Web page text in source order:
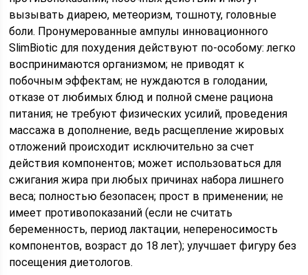
вызывать диарею, метеоризм, тошноту, головные
боли. Пронумерованные ампулы инновационного
SlimBiotic для похудения действуют по-особому: легко
воспринимаются организмом; не приводят к
побочным эффектам; не нуждаются в голодании,
отказе от любимых блюд и полной смене рациона
питания; не требуют физических усилий, проведения
массажа в дополнение, ведь расщепление жировых
отложений происходит исключительно за счет
действия компонентов; может использоваться для
сжигания жира при любых причинах набора лишнего
веса; полностью безопасен; прост в применении; не
имеет противопоказаний (если не считать
беременность, период лактации, непереносимость
компонентов, возраст до 18 лет); улучшает фигуру без
посещения диетологов.